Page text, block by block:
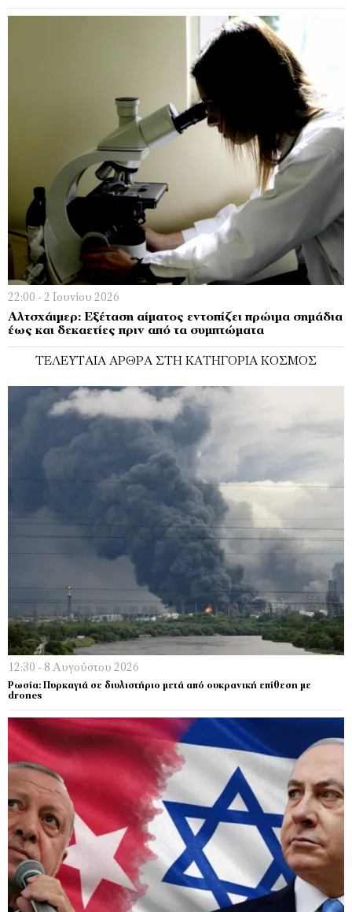
22:00 - 2 Ιουνίου 2026
Αλτσχάιμερ: Εξέταση αίματος εντοπίζει πρώιμα σημάδια
έως και δεκαετίες πριν από τα συμπτώματα
ΤΕΛΕΥΤΑΊΑ ΆΡΘΡΑ ΣΤΗ ΚΑΤΗΓΟΡΊΑ ΚΌΣΜΟΣ
12:30 - 8 Αυγούστου 2026
Ρωσία: Πυρκαγιά σε διυλιστήριο μετά από ουκρανική επίθεση με
drones